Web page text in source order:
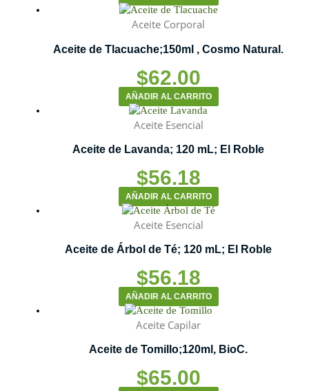
Aceite Corporal
Aceite de Tlacuache;150ml , Cosmo Natural.
$62.00
AÑADIR AL CARRITO
Aceite Esencial
Aceite de Lavanda; 120 mL; El Roble
$56.18
AÑADIR AL CARRITO
Aceite Esencial
Aceite de Árbol de Té; 120 mL; El Roble
$56.18
AÑADIR AL CARRITO
Aceite Capilar
Aceite de Tomillo;120ml, BioC.
$65.00